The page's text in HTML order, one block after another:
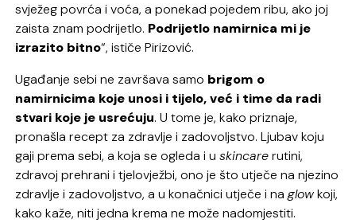
svježeg povrća i voća, a ponekad pojedem ribu, ako joj
zaista znam podrijetlo. Podrijetlo namirnica mi je
izrazito bitno“, ističe Pirizović.
Ugađanje sebi ne završava samo brigom o
namirnicima koje unosi i tijelo, već i time da radi
stvari koje je usrećuju. U tome je, kako priznaje,
pronašla recept za zdravlje i zadovoljstvo. Ljubav koju
gaji prema sebi, a koja se ogleda i uskincarerutini,
zdravoj prehrani i tjelovježbi, ono je što utječe na njezino
zdravlje i zadovoljstvo, a u konačnici utječe i naglowkoji,
kako kaže, niti jedna krema ne može nadomjestiti.